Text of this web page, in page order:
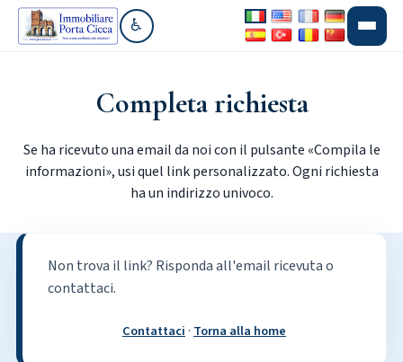
♿Vai alla sezione accessibilità
Completa richiesta
Se ha ricevuto una email da noi con il pulsante «Compila le
informazioni», usi quel link personalizzato. Ogni richiesta
ha un indirizzo univoco.
Non trova il link? Risponda all'email ricevuta o
contattaci.
Contattaci · Torna alla home